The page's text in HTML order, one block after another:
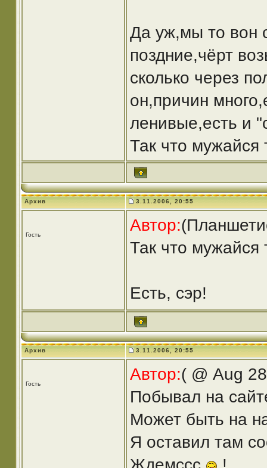
Да уж,мы то вон
поздние,чёрт
сколько через
он,причин
ленивые,есть и
Так что мужайся
Архив 3.11.2006, 20:55
Гость
Автор:
Так что мужайся
Есть, сэр!
Архив 3.11.2006, 20:55
Гость
Автор:( @ Aug
Побывал на
Может быть на
Я оставил там